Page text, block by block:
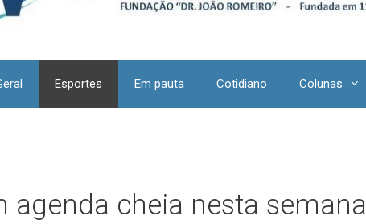
Esportes Em pauta Cotidiano Colunas
agenda cheia nesta semana